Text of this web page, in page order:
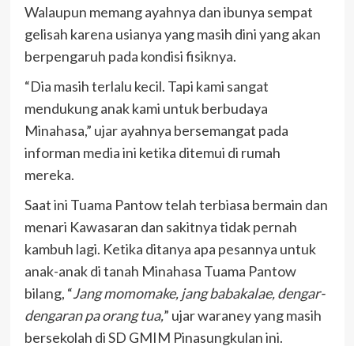
Walaupun memang ayahnya dan ibunya sempat
gelisah karena usianya yang masih dini yang akan
berpengaruh pada kondisi fisiknya.
“Dia masih terlalu kecil. Tapi kami sangat
mendukung anak kami untuk berbudaya
Minahasa,” ujar ayahnya bersemangat pada
informan media ini ketika ditemui di rumah
mereka.
Saat ini Tuama Pantow telah terbiasa bermain dan
menari Kawasaran dan sakitnya tidak pernah
kambuh lagi. Ketika ditanya apa pesannya untuk
anak-anak di tanah Minahasa Tuama Pantow
bilang, “Jang momomake, jang babakalae, dengar-
dengaran pa orang tua,” ujar waraney yang masih
bersekolah di SD GMIM Pinasungkulan ini.